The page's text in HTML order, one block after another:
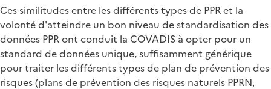
Ces similitudes entre les différents types de PPR et la
volonté d'atteindre un bon niveau de standardisation des
données PPR ont conduit la COVADIS à opter pour un
standard de données unique, suffisamment générique
pour traiter les différents types de plan de prévention des
risques (plans de prévention des risques naturels PPRN,